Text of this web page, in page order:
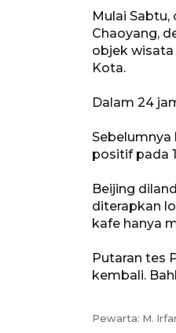
Mulai
Chaoyang,
objek
Kota.
Dalam 24
positif pada
Beijing
diterapkan
kafe hanya
Putaran tes
kembali.
Pewarta: M.